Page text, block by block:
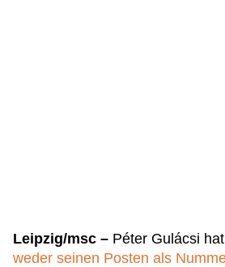
Leipzig/msc – Péter Gulácsi
weder seinen Posten als